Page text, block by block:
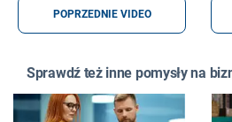
POPRZEDNIE VIDEO
Sprawdź też inne pomysły na